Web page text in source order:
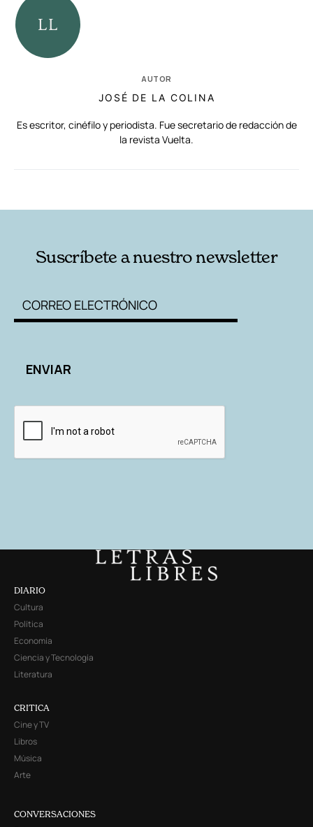
AUTOR
JOSÉ DE LA COLINA
Es escritor, cinéfilo y periodista. Fue secretario de redacción de
la revista Vuelta.
Suscríbete a nuestro newsletter
DIARIO
Cultura
Política
Economía
Ciencia y Tecnología
Literatura
CRITICA
Cine y TV
Libros
Música
Arte
CONVERSACIONES